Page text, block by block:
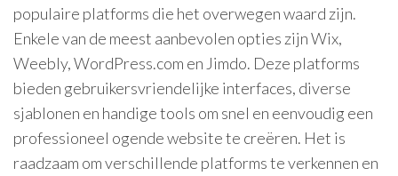
populaire platforms die het overwegen waard zijn.
Enkele van de meest aanbevolen opties zijn Wix,
Weebly, WordPress.com en Jimdo. Deze platforms
bieden gebruikersvriendelijke interfaces, diverse
sjablonen en handige tools om snel en eenvoudig een
professioneel ogende website te creëren. Het is
raadzaam om verschillende platforms te verkennen en